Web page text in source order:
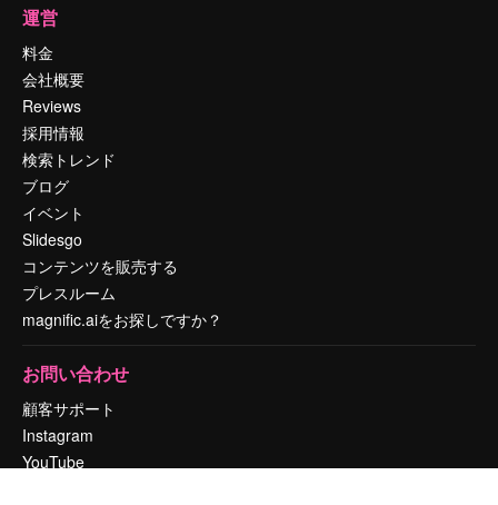
運営
料金
会社概要
Reviews
採用情報
検索トレンド
ブログ
イベント
Slidesgo
コンテンツを販売する
プレスルーム
magnific.aiをお探しですか？
お問い合わせ
顧客サポート
Instagram
YouTube